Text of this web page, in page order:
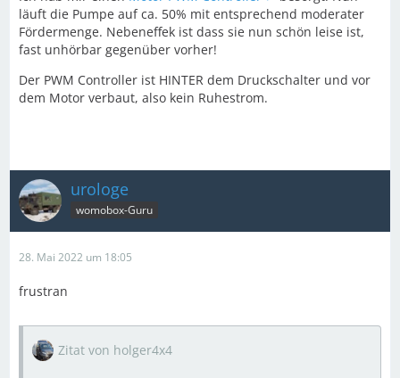
läuft die Pumpe auf ca. 50% mit entsprechend moderater
Fördermenge. Nebeneffek ist dass sie nun schön leise ist,
fast unhörbar gegenüber vorher!
Der PWM Controller ist HINTER dem Druckschalter und vor
dem Motor verbaut, also kein Ruhestrom.
urologe
womobox-Guru
28. Mai 2022 um 18:05
frustran
Zitat von holger4x4